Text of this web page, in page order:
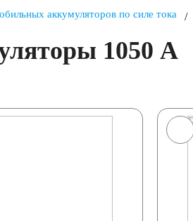
аккумуляторов по силе тока
1050 А